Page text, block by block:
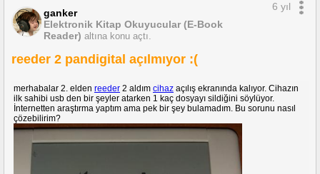
ganker
Elektronik Kitap Okuyucular (E-Book
Reader) altına konu açtı.
6 yıl
reeder 2 pandigital açılmıyor :(
merhabalar 2. elden reeder 2 aldım cihaz açılış ekranında kalıyor. Cihazın
ilk sahibi usb den bir şeyler atarken 1 kaç dosyayı sildiğini söylüyor.
İnternetten araştırma yaptım ama pek bir şey bulamadım. Bu sorunu nasıl
çözebilirim?